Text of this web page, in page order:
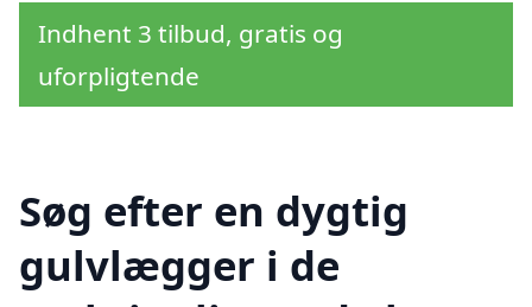
Indhent 3 tilbud, gratis og
uforpligtende
Søg efter en dygtig
gulvlægger i de